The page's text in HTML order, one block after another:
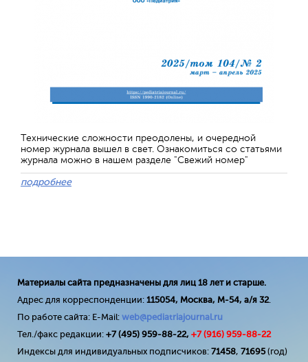
Технические сложности преодолены, и очередной
номер журнала вышел в свет. Ознакомиться со статьями
журнала можно в нашем разделе "Свежий номер"
подробнее
Материалы сайта предназначены для лиц 18 лет и старше.
Адрес для корреспонденции: 115054, Москва, М-54, а/я 32.
По работе сайта: E-Mail: web@pediatriajournal.ru
Тел./факс редакции: +7 (495) 959-88-22, +7 (916) 959-88-22
Индексы для индивидуальных подписчиков: 71458, 71695(год)